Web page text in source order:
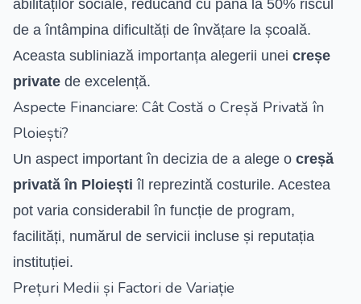
abilităților sociale, reducând cu până la 50% riscul
de a întâmpina dificultăți de învățare la școală.
Aceasta subliniază importanța alegerii unei creșe
private de excelență.
Aspecte Financiare: Cât Costă o Creșă Privată în
Ploiești?
Un aspect important în decizia de a alege o creșă
privată în Ploiești îl reprezintă costurile. Acestea
pot varia considerabil în funcție de program,
facilități, numărul de servicii incluse și reputația
instituției.
Prețuri Medii și Factori de Variație